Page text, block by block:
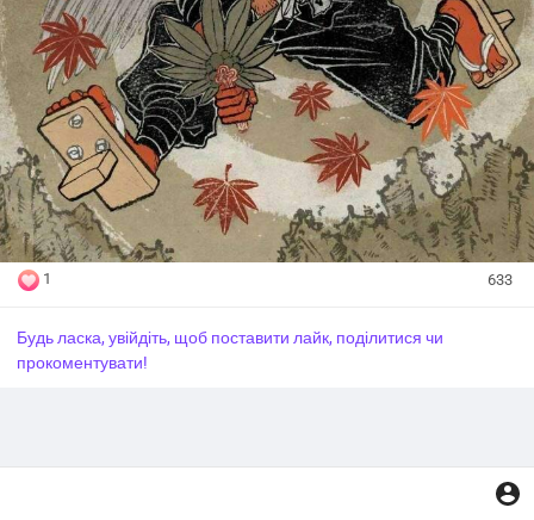
1 633
Будь ласка, увійдіть, щоб поставити лайк, поділитися чи
прокоментувати!